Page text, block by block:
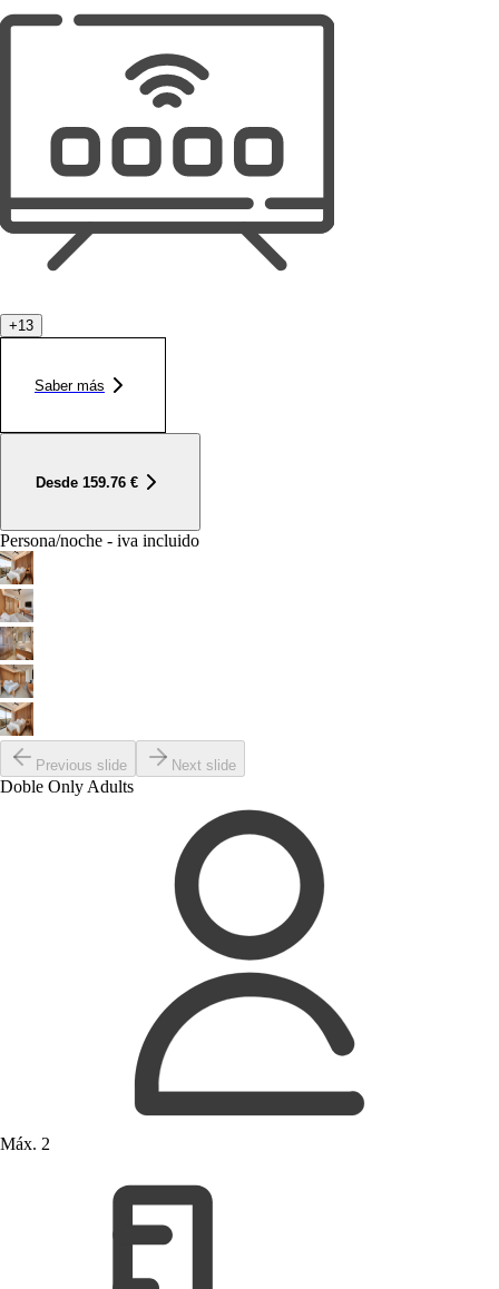
+13
Saber más
Desde 159.76 €
Persona/noche - iva incluido
Previous slide Next slide
Doble Only Adults
Máx. 2